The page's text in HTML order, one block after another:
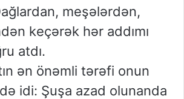
meşələrdən,
keçərək hər addımı
atdı.
ən önəmli tərəfi onun
idi: Şuşa azad olunanda